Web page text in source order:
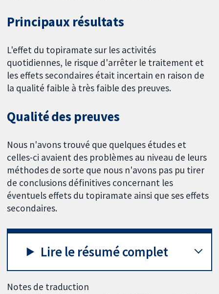
Principaux résultats
L'effet du topiramate sur les activités
quotidiennes, le risque d'arrêter le traitement et
les effets secondaires était incertain en raison de
la qualité faible à très faible des preuves.
Qualité des preuves
Nous n'avons trouvé que quelques études et
celles-ci avaient des problèmes au niveau de leurs
méthodes de sorte que nous n'avons pas pu tirer
de conclusions définitives concernant les
éventuels effets du topiramate ainsi que ses effets
secondaires.
Lire le résumé complet
Notes de traduction